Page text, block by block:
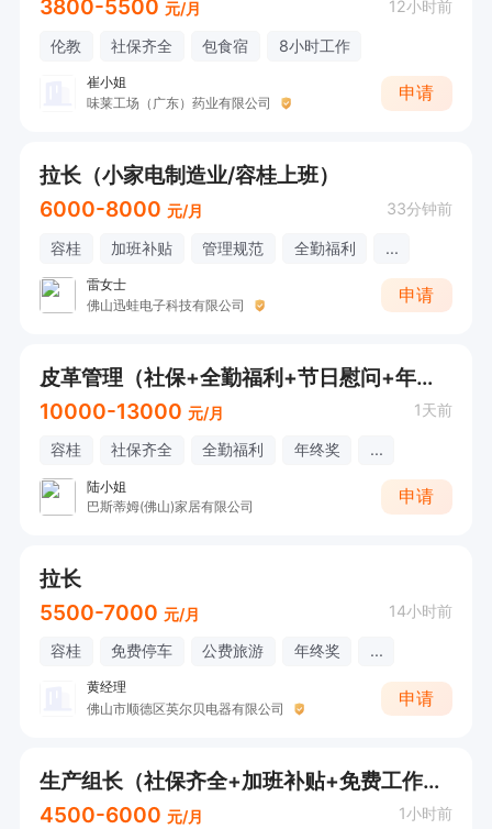
3800-5500 元/月 12小时前
伦教 社保齐全 包食宿 8小时工作
崔小姐
味莱工场（广东）药业有限公司
申请
拉长（小家电制造业/容桂上班）
6000-8000 元/月 33分钟前
容桂 加班补贴 管理规范 全勤福利 ...
雷女士
佛山迅蛙电子科技有限公司
申请
皮革管理（社保+全勤福利+节日慰问+年终奖）
10000-13000 元/月 1天前
容桂 社保齐全 全勤福利 年终奖 ...
陆小姐
巴斯蒂姆(佛山)家居有限公司
申请
拉长
5500-7000 元/月 14小时前
容桂 免费停车 公费旅游 年终奖 ...
黄经理
佛山市顺德区英尔贝电器有限公司
申请
生产组长（社保齐全+加班补贴+免费工作餐+免费停车）
4500-6000 元/月 1小时前